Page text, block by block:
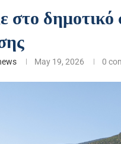
στο
May 19, 2026 0